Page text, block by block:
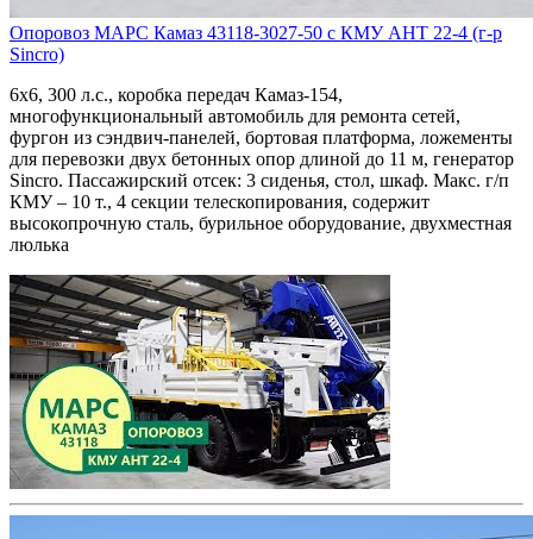
Опоровоз МАРС Камаз 43118-3027-50 с КМУ АНТ 22-4 (г-р
Sincro)
6х6, 300 л.с., коробка передач Камаз-154,
многофункциональный автомобиль для ремонта сетей,
фургон из сэндвич-панелей, бортовая платформа, ложементы
для перевозки двух бетонных опор длиной до 11 м, генератор
Sincro. Пассажирский отсек: 3 сиденья, стол, шкаф. Макс. г/п
КМУ – 10 т., 4 секции телескопирования, содержит
высокопрочную сталь, бурильное оборудование, двухместная
люлька